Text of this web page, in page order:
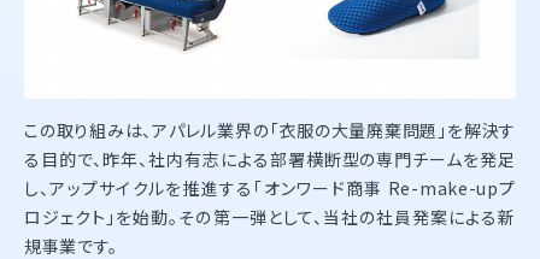
この取り組みは、アパレル業界の「衣服の大量廃棄問題」を解決す
る目的で、昨年、社内有志による部署横断型の専門チームを発足
し、アップサイクルを推進する「オンワード商事 Re-make-upプ
ロジェクト」を始動。その第一弾として、当社の社員発案による新
規事業です。